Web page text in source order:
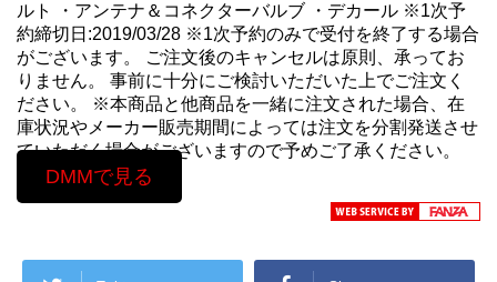
ルト ・アンテナ＆コネクターバルブ ・デカール ※1次予
約締切日:2019/03/28 ※1次予約のみで受付を終了する場合
がございます。 ご注文後のキャンセルは原則、承ってお
りません。 事前に十分にご検討いただいた上でご注文く
ださい。 ※本商品と他商品を一緒に注文された場合、在
庫状況やメーカー販売期間によっては注文を分割発送させ
ていただく場合がございますので予めご了承ください。
DMMで見る